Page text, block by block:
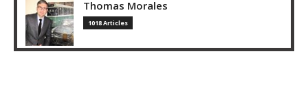
Thomas Morales
1018 Articles